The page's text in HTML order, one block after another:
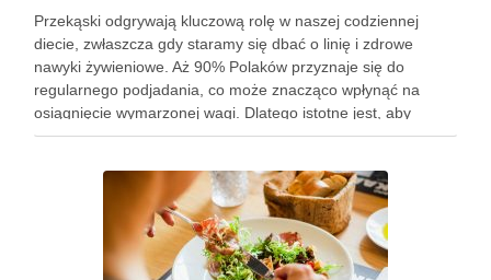
Przekąski odgrywają kluczową rolę w naszej codziennej
diecie, zwłaszcza gdy staramy się dbać o linię i zdrowe
nawyki żywieniowe. Aż 90% Polaków przyznaje się do
regularnego podjadania, co może znacząco wpłynąć na
osiągnięcie wymarzonej wagi. Dlatego istotne jest, aby
wybierać przekąski, które są lekkostrawne, niskokaloryczne i